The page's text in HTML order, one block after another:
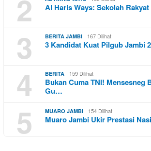
2 Al Haris Ways: Sekolah
3 BERITA JAMBI 167 Dilihat
3 Kandidat Kuat Pilgub Jambi
4 BERITA 159 Dilihat
Bukan Cuma TNI! Mensesneg
Gu…
5 MUARO JAMBI 154 Dilihat
Muaro Jambi Ukir Prestasi